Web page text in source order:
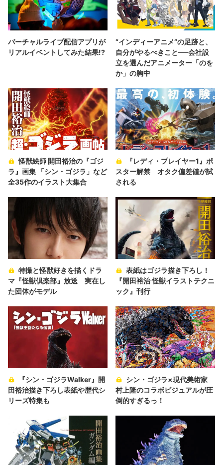
バーチャルライブ配信アプリが
リアルイベントしてみた結果!?
“インディーアニメ“の足跡と、
自分がやるべきこと──会社設
立を選んだアニメーター「のを
か」の胸中
怪獣絵師 開田裕治の『ゴジ
ラ』画集 「シン・ゴジラ」など
全35作のイラスト大集合
『レディ・プレイヤー1』ポ
スター解禁 オタク偏差値が試
される
特撮と怪獣好きを描くドラ
マ『怪獣倶楽部』放送 実在し
た団体がモデル
表紙はゴジラ描き下ろし！
『開田裕治 怪獣イラストテクニ
ック』刊行
『シン・ゴジラWalker』開
田裕治描き下ろし表紙や歴代シ
リーズ特集も
シン・ゴジラ×現代美術家
村上隆のコラボビジュアルが圧
倒的すぎるっ！